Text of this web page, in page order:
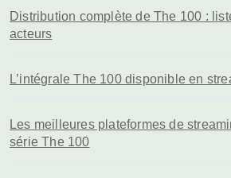
Distribution complète de The 100 :
acteurs
L’intégrale The 100 disponible en
Les meilleures plateformes de
série The 100